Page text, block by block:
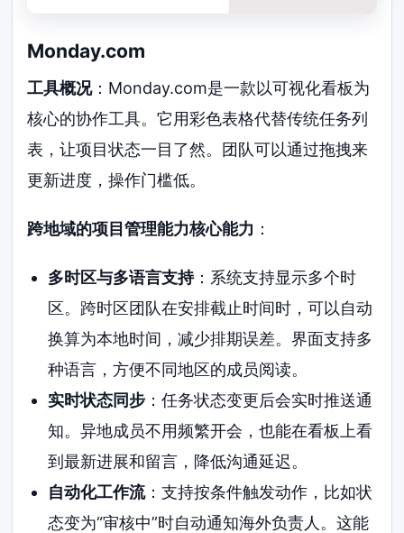
Monday.com
工具概况：Monday.com是一款以可视化看板为
核心的协作工具。它用彩色表格代替传统任务列
表，让项目状态一目了然。团队可以通过拖拽来
更新进度，操作门槛低。
跨地域的项目管理能力核心能力 ：
多时区与多语言支持：系统支持显示多个时
区。跨时区团队在安排截止时间时，可以自动
换算为本地时间，减少排期误差。界面支持多
种语言，方便不同地区的成员阅读。
实时状态同步：任务状态变更后会实时推送通
知。异地成员不用频繁开会，也能在看板上看
到最新进展和留言，降低沟通延迟。
自动化工作流：支持按条件触发动作，比如状
态变为“审核中”时自动通知海外负责人。这能